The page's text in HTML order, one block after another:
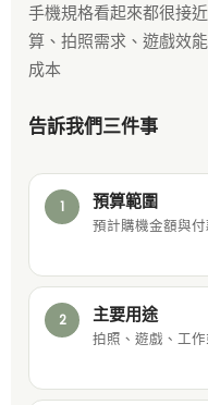
手機規格看起來都很接
算、拍照需求、遊戲效
成本
告訴我們三件事
1 預算範圍
預計購機金額與
2 主要用途
拍照、遊戲、工